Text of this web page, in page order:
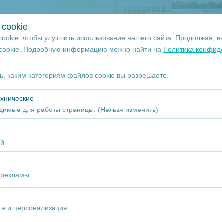
чтобы улучшить использование нашего сайта. Продолжая,
Подробную информацию можно найти на Политика
каким категориям файлов cookie вы разрешаете.
для работы страницы. (Нельзя изменить)
для корректной работы сайта, безопасности, управления
нам анализировать, как используется наш сайт (количество
пользователей). Эти данные используются для оценки
и постоянного улучшения пользовательского опыта.
показывать вам персонализированную рекламу в
эффективность наших рекламных кампаний (показы,
и персонализация